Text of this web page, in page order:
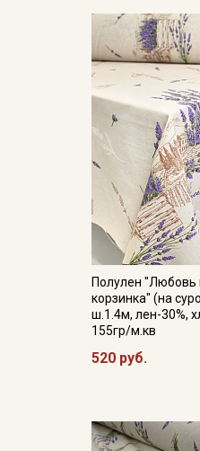
Полулен "Любовь
корзинка" (на
ш.1.4м, лен-30%,
155гр/м.кв
520 руб.